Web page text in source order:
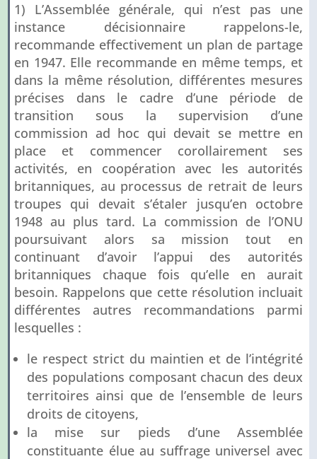
1) L’Assemblée générale, qui n’est pas une
instance décisionnaire rappelons-le,
recommande effectivement un plan de partage
en 1947. Elle recommande en même temps, et
dans la même résolution, différentes mesures
précises dans le cadre d’une période de
transition sous la supervision d’une
commission ad hoc qui devait se mettre en
place et commencer corollairement ses
activités, en coopération avec les autorités
britanniques, au processus de retrait de leurs
troupes qui devait s’étaler jusqu’en octobre
1948 au plus tard. La commission de l’ONU
poursuivant alors sa mission tout en
continuant d’avoir l’appui des autorités
britanniques chaque fois qu’elle en aurait
besoin. Rappelons que cette résolution incluait
différentes autres recommandations parmi
lesquelles :
le respect strict du maintien et de l’intégrité
des populations composant chacun des deux
territoires ainsi que de l’ensemble de leurs
droits de citoyens,
la mise sur pieds d’une Assemblée
constituante élue au suffrage universel avec